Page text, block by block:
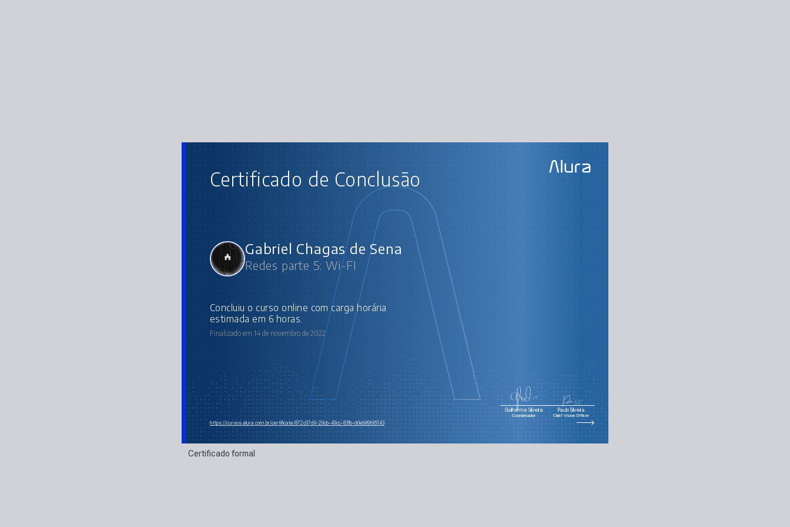
Certificado de Conclusão
Gabriel Chagas de Sena
Redes parte 5: Wi-FI
concluiu o curso online com carga horária
estimada em 6 horas.
Finalizado em 14 de novembro de 2022
Guilherme Silveira
Coordenador
Paulo Silveira
Chief Vision Officer
https://cursos.alura.com.br/certificate/872c07d9-29cb-49cc-83fb-d0eb99fd6143
AULAS DO CURSO
Redes parte 5: Wi-FI
Canais de wifi
Um pouco de segurança
Certificado formal